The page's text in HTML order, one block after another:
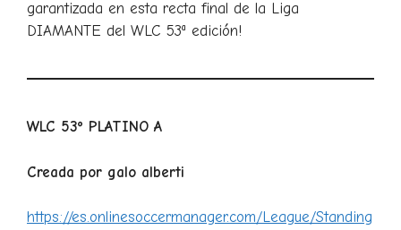
garantizada en esta recta final de la Liga
DIAMANTE del WLC 53ª edición!
WLC 53º PLATINO A
Creada por galo alberti
https://es.onlinesoccermanager.com/League/Standing